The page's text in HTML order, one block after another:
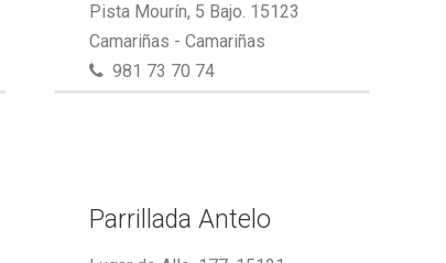
Pista Mourín, 5 Bajo. 15123
Camariñas - Camariñas
981 73 70 74
Parrillada Antelo